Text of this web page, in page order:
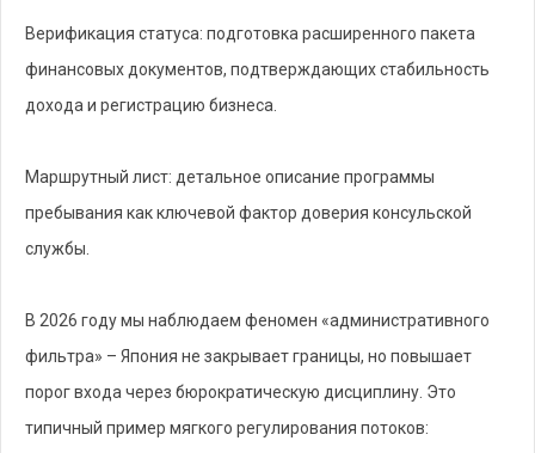
Верификация статуса: подготовка расширенного пакета
финансовых документов, подтверждающих стабильность
дохода и регистрацию бизнеса.
Маршрутный лист: детальное описание программы
пребывания как ключевой фактор доверия консульской
службы.
В 2026 году мы наблюдаем феномен «административного
фильтра» – Япония не закрывает границы, но повышает
порог входа через бюрократическую дисциплину. Это
типичный пример мягкого регулирования потоков: